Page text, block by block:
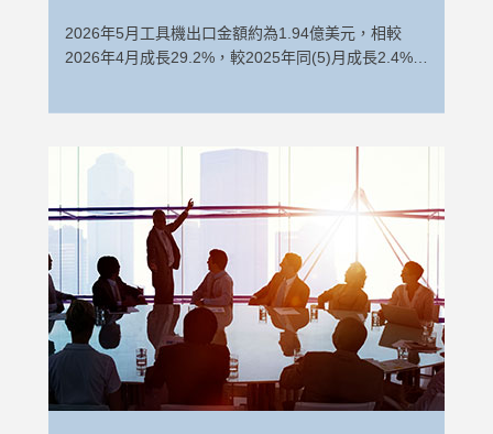
口累計金額為5,278萬美元，較去年同期成長12.8%。
2026年1-6月工具機進口前十大國家依進口金額排序
器、分度頭或其他工具機特殊配件、金屬切削工具機
桿、線性滑軌。 從工具機關鍵零組件單月出口表現來
看，2026年6月工具機關鍵零組出口金額約為1.46億
美元，相較2026年5月份減少4.9%，較去年同(6)月成
長12.9%。2026年1-6月工具機關鍵零組出口累計出
口金額為8.14億美元，較2025年同期成長11.4%。
2026年1-6月工具機關鍵零組件主要出口國來看，中
國（含香港）、美國、日本、印度、荷蘭、義大利、
南韓、德國、泰國及越南。相關數據請參考表5、表6
及圖3。 就工具機關鍵零組件單月進口表現來看，
金屬成型工具機2026年6月進口金額約為1,026萬美
元，較2026年5月成長3.5%。 2026年1-6月工具機累
13.1%。其中，金屬切削工具機進口累計金額約為2.6
口累計金額為5,278萬美元，較去年同期成長12.8%。
2026年1-6月工具機進口前十大國家依進口金額排序
為日本、中國(含香港) 、德國、南韓、瑞士、新加
坡、泰國、以色列、美國及法國。相關數據請參考表
3、表4及圖2。 工具機關鍵零組件包含工作物夾持
器、分度頭或其他工具機特殊配件、金屬切削工具機
零件及附件、金屬成型工具機零件及附件、滾珠螺
桿、線性滑軌。 從工具機關鍵零組件單月出口表現來
看，2026年6月工具機關鍵零組出口金額約為1.46億
美元，相較2026年5月份減少4.9%，較去年同(6)月成
長12.9%。2026年1-6月工具機關鍵零組出口累計出
2026年5月工具機出口金額約為1.94億美元，相較
2026年4月成長29.2%，較2025年同(5)月成長2.4%。
2026年4月成長44.8%。 2026年1-5月工具機累計出
中，金屬切削工具機出口累計金額約6.57億美元，較
去年同期減少1.8%，金屬成型工具機出口累計金額約
為1.45億美元，較去年同期減少2.1%。2026年1-5月
工具機出口前十大國家依出口金額排序為中國（含香
港）、美國、印度、越南、泰國、土耳其、馬來西
亞、德國、荷蘭及日本。相關數據請參考表1、表 2
及圖 1。 2026年5月工具機進口金額為5,478萬美元，
相較2026年4月份成長9.8%，較2025年同(5)月成長
29.6%。其中，金屬切削工具機2026年5月進口金額
2026年5月工具機出口金額約為1.94億美元，相較
2026年4月成長29.2%，較2025年同(5)月成長2.4%。
其中，金屬切削工具機2026年5月出口金額約為1.61
億美元，相較2026年4月出口成長26.4%；金屬成型
工具機2026年5月出口金額約為3,296萬美元，則較
2026年4月成長44.8%。 2026年1-5月工具機累計出
口金額約為8.02億美元，較2025年同期減少1.9%。其
中，金屬切削工具機出口累計金額約6.57億美元，較
去年同期減少1.8%，金屬成型工具機出口累計金額約
為1.45億美元，較去年同期減少2.1%。2026年1-5月
工具機出口前十大國家依出口金額排序為中國（含香